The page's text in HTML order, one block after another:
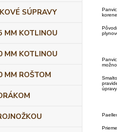
SÚPRAVY
MM KOTLINOU
MM KOTLINOU
MM ROŠTOM